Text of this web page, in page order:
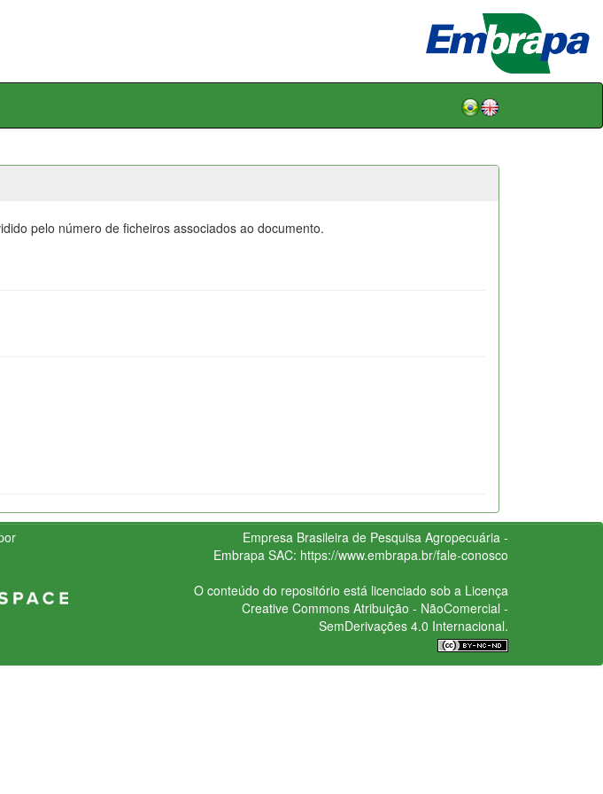
pelo número de ficheiros associados ao documento.
Empresa Brasileira de Pesquisa Agropecuária -
Embrapa SAC: https://www.embrapa.br/fale-conosco
O conteúdo do repositório está licenciado sob a Licença
Creative CommonsAtribuição - NãoComercial -
SemDerivações 4.0 Internacional.